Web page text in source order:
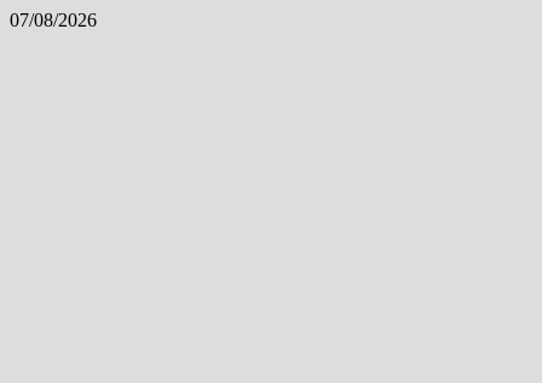
Skip
07/08/2026